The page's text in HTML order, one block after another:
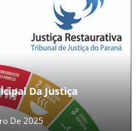
Da Justiça
De 2025